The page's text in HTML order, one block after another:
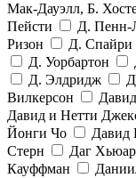
Мак-Дауэлл, Б.
Пейсти
Д. Пенн-
Ризон
Д. Спайри
Д. Уорбартон
Д. Элдридж
Вилкерсон
Давид и Нетти
Йонги Чо
Давид
Стерн
Даг
Кауффман